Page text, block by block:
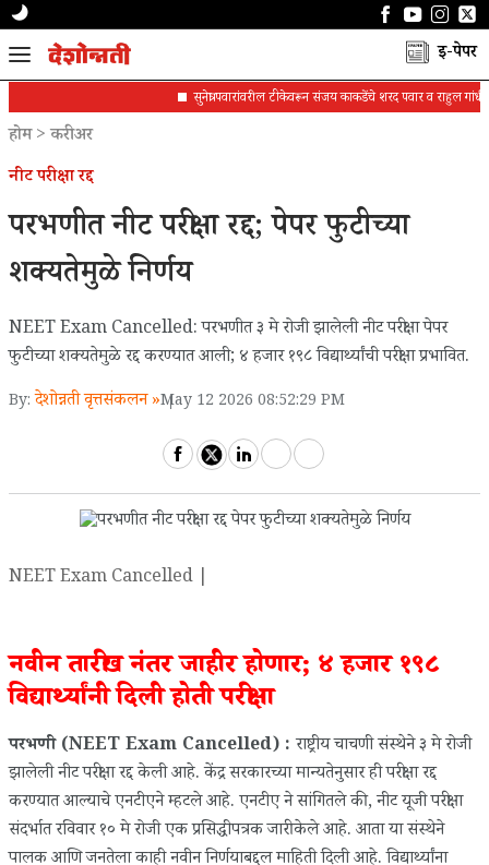
ई-पेपर
सुनेत्रा पवारांवरील टीकेवरून संजय काकडेंचे शरद पवार व राहुल गांधींना पत्र
होम> करीअर
नीट परीक्षा रद्द
परभणीत नीट परीक्षा रद्द; पेपर फुटीच्या
शक्यतेमुळे निर्णय
NEET Exam Cancelled: परभणीत ३ मे रोजी झालेली नीट परीक्षा पेपर
फुटीच्या शक्यतेमुळे रद्द करण्यात आली; ४ हजार १९८ विद्यार्थ्यांची परीक्षा प्रभावित.
By: देशोन्नती वृत्तसंकलन »May 12 2026 08:52:29 PM
NEET Exam Cancelled |
नवीन तारीख नंतर जाहीर होणार; ४ हजार १९८
विद्यार्थ्यांनी दिली होती परीक्षा
परभणी (NEET Exam Cancelled) :राष्ट्रीय चाचणी संस्थेने ३ मे रोजी
झालेली नीट परीक्षा रद्द केली आहे. केंद्र सरकारच्या मान्यतेनुसार ही परीक्षा रद्द
करण्यात आल्याचे एनटीएने म्हटले आहे. एनटीए ने सांगितले की, नीट यूजी परीक्षा
संदर्भात रविवार १० मे रोजी एक प्रसिद्धीपत्रक जारी केले आहे. आता या संस्थेने